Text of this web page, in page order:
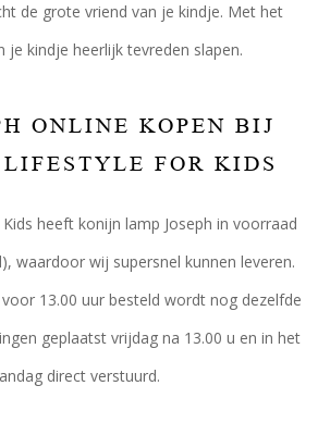
de grote vriend van je kindje. Met het
je kindje heerlijk tevreden slapen.
ONLINE KOPEN BIJ
FOR KIDS
heeft konijn lamp Joseph in voorraad
waardoor wij supersnel kunnen leveren.
13.00 uur besteld wordt nog dezelfde
geplaatst vrijdag na 13.00 u en in het
direct verstuurd.